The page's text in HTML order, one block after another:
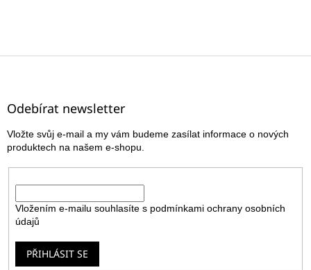
Z
Odebírat newsletter
Vložte svůj e-mail a my vám budeme zasílat informace o nových
produktech na našem e-shopu.
Vložením e-mailu souhlasíte s podmínkami ochrany osobních
údajů
PŘIHLÁSIT SE